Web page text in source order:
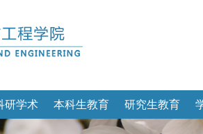
研学术 本科生教育 研究生教育